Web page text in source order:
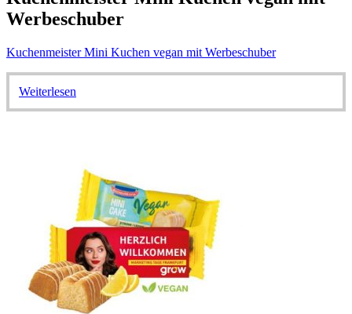
Werbeschuber
Kuchenmeister Mini Kuchen vegan mit Werbeschuber
Weiterlesen